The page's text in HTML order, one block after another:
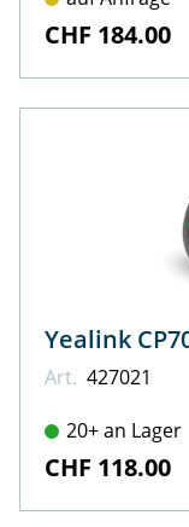
CHF 184.00
Art. 427021
20+ an Lager
CHF 118.00